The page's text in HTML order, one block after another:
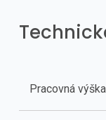
Pracovná